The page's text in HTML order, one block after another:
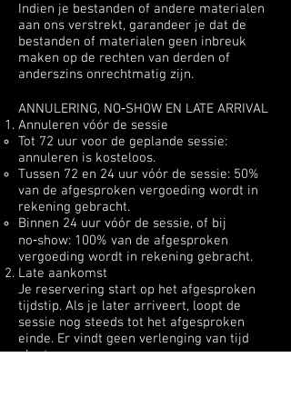
Indien je bestanden of andere materialen
aan ons verstrekt, garandeer je dat de
bestanden of materialen geen inbreuk
maken op de rechten van derden of
anderszins onrechtmatig zijn.
ANNULERING, NO‑SHOW EN LATE ARRIVAL
Annuleren vóór de sessie
Tot 72 uur voor de geplande sessie:
annuleren is kosteloos.
Tussen 72 en 24 uur vóór de sessie: 50%
van de afgesproken vergoeding wordt in
rekening gebracht.
Binnen 24 uur vóór de sessie, of bij
no‑show: 100% van de afgesproken
vergoeding wordt in rekening gebracht.
Late aankomst
Je reservering start op het afgesproken
tijdstip. Als je later arriveert, loopt de
sessie nog steeds tot het afgesproken
einde. Er vindt geen verlenging van tijd
plaats.